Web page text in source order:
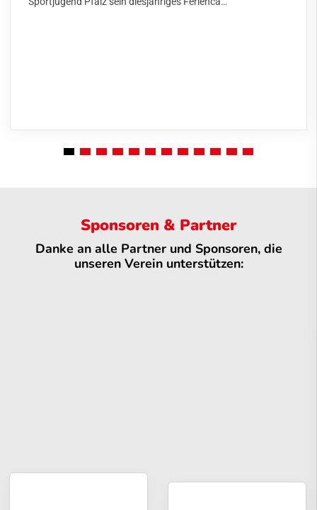
Sponsoren & Partner
Danke an alle Partner und Sponsoren, die
unseren Verein unterstützen: